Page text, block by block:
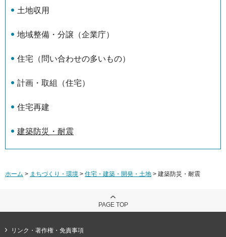
土地収用
地域整備・分譲（企業庁）
住宅（問い合わせの多いもの）
計画・取組（住宅）
住宅再建
建築防災・耐震
ホーム > まちづくり・環境 > 住宅・建築・開発・土地 > 建築防災・耐震
PAGE TOP
リンク・著作権・免責事項